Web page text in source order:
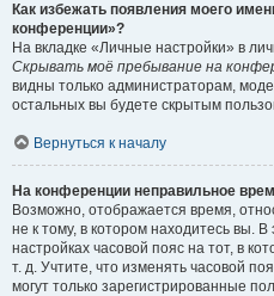
Как избежать появления моего
конференции»?
На вкладке «Личные настройки» в
Скрывать моё пребывание на
видны только администраторам,
остальных вы будете скрытым
Вернуться к началу
На конференции неправильное
Возможно, отображается время,
не к тому, в котором находитесь вы.
настройках часовой пояс на тот, в
т. д. Учтите, что изменять часовой
могут только зарегистрированные